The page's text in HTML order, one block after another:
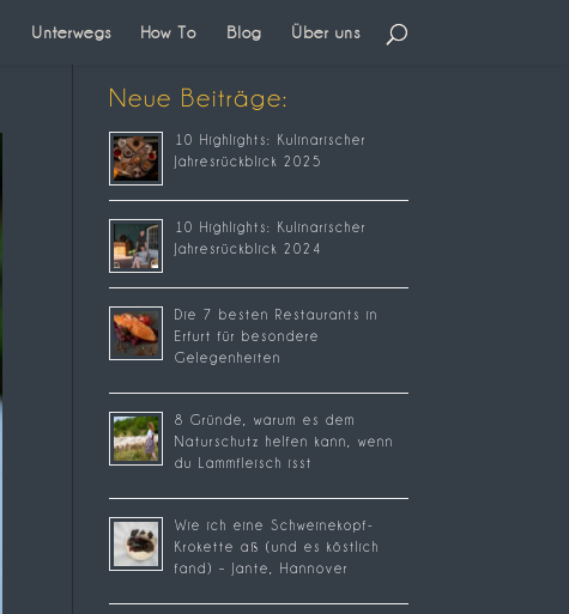
Unterwegs How To Blog Über uns
Neue Beiträge:
10 Highlights: Kulinarischer
Jahresrückblick 2025
10 Highlights: Kulinarischer
Jahresrückblick 2024
Die 7 besten Restaurants in
Erfurt für besondere
Gelegenheiten
8 Gründe, warum es dem
Naturschutz helfen kann, wenn
du Lammfleisch isst
Wie ich eine Schweinekopf-
Krokette aß (und es köstlich
fand) – Jante, Hannover